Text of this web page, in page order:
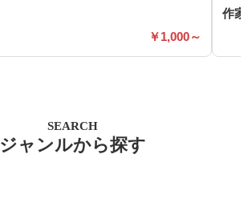
1,000～
作家
SEARCH
ジャンルから探す